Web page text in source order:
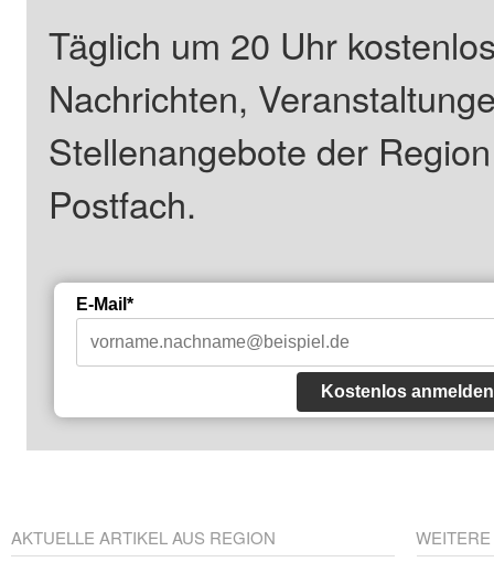
Täglich um 20 Uhr
Nachrichten,
Stellenangebote der
Postfach.
E-Mail*
Kostenlos anmelden
AKTUELLE ARTIKEL AUS REGION